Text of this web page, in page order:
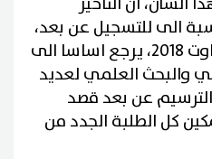
الى للتسجيل عن بعد،
والذي كان مبرمجا منذ 1 اوت 2018، يرجع اساسا الى
والبحث العلمي لعديد
عن بعد قصد
كل الطلبة الجدد من